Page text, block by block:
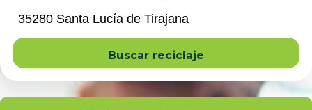
Buscar reciclaje